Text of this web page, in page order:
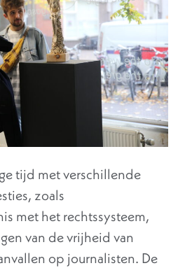
tijd met verschillende
zoals
met het rechtssysteem,
van de vrijheid van
op journalisten. De